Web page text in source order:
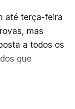
até terça-feira
mas
a todos os
que